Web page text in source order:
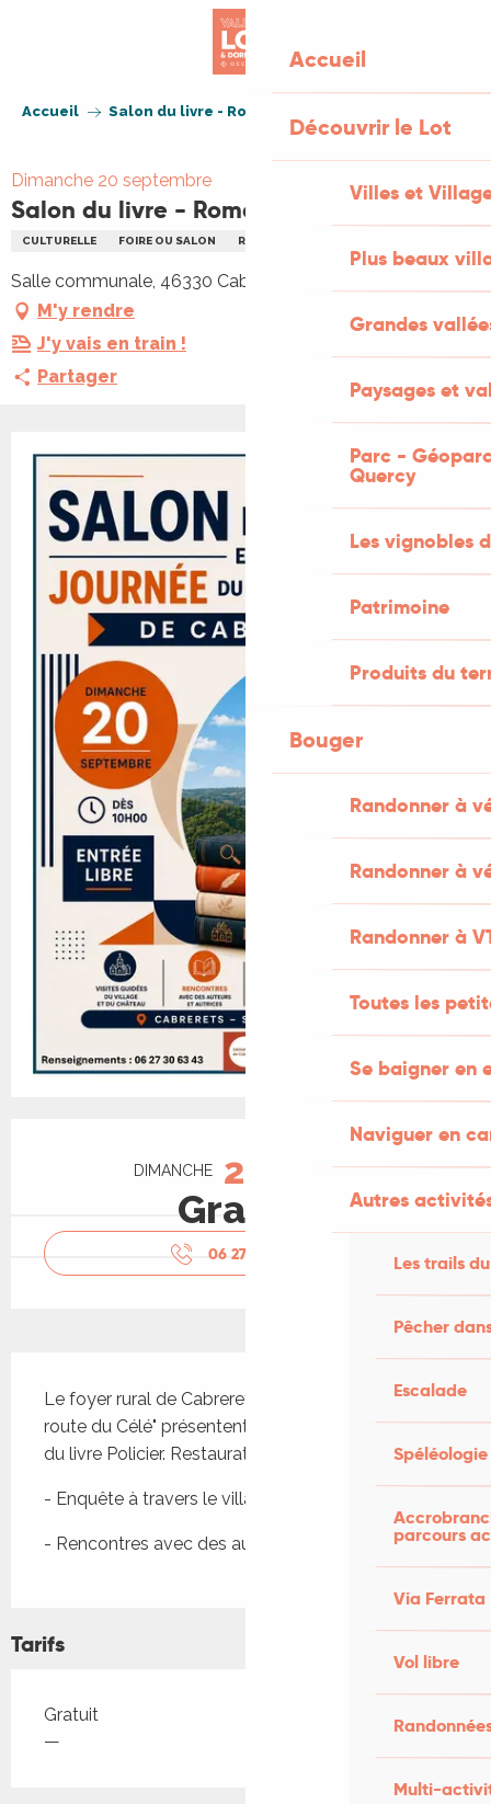
Accueil
Découvrir le Lot
Villes et
Plus beaux
Grandes
Paysages et
Parc -
Quercy
Les vignobles
Patrimoine
Produits du
Bouger
Randonner à
Randonner à
Randonner à
Toutes les
Se baigner en
Naviguer en
Autres
Les trails
Pêcher
Escalade
Spéléologie
parcours
Via Ferrata
Vol libre
Multi-
Accueil Salon du livre - Roman policier
Dimanche 20 septembre
Salon du livre - Roman policier
CULTURELLE FOIRE OU SALON RENCONTRES
Salle communale, 46330 Cabrerets
M'y rendre
J'y vais en train !
Partager
Ouverture et coordonnées
DIMANCHE 20 SEPTEMBRE
Gratuit
06 27 30 63
Le foyer rural de Cabrerets et l'association "La
route du Célé" présentent la 3e édition du salon
du livre Policier. Restauration et buvette sur place.
- Enquête à travers le village
- Rencontres avec des auteurs et autrices
Tarifs
Tarifs 2026
Gratuit
—